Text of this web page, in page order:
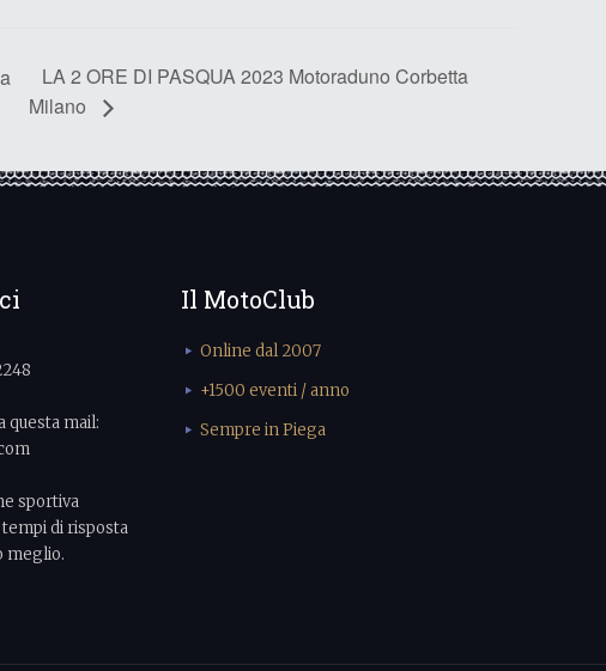
LA 2 ORE DI PASQUA 2023 Motoraduno Corbetta
Milano
questa mail:
sportiva
di risposta
meglio.
Il MotoClub
Online dal 2007
+1500 eventi / anno
Sempre in Piega